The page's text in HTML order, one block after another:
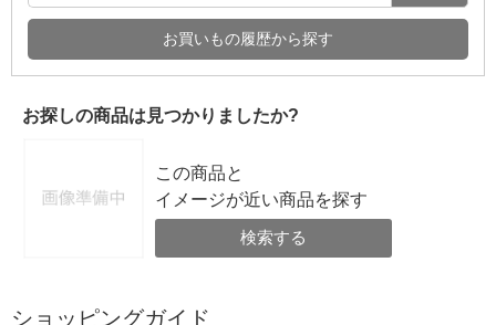
お買いもの履歴から探す
お探しの商品は見つかりましたか?
この商品と
イメージが近い商品を探す
検索する
ショッピングガイド